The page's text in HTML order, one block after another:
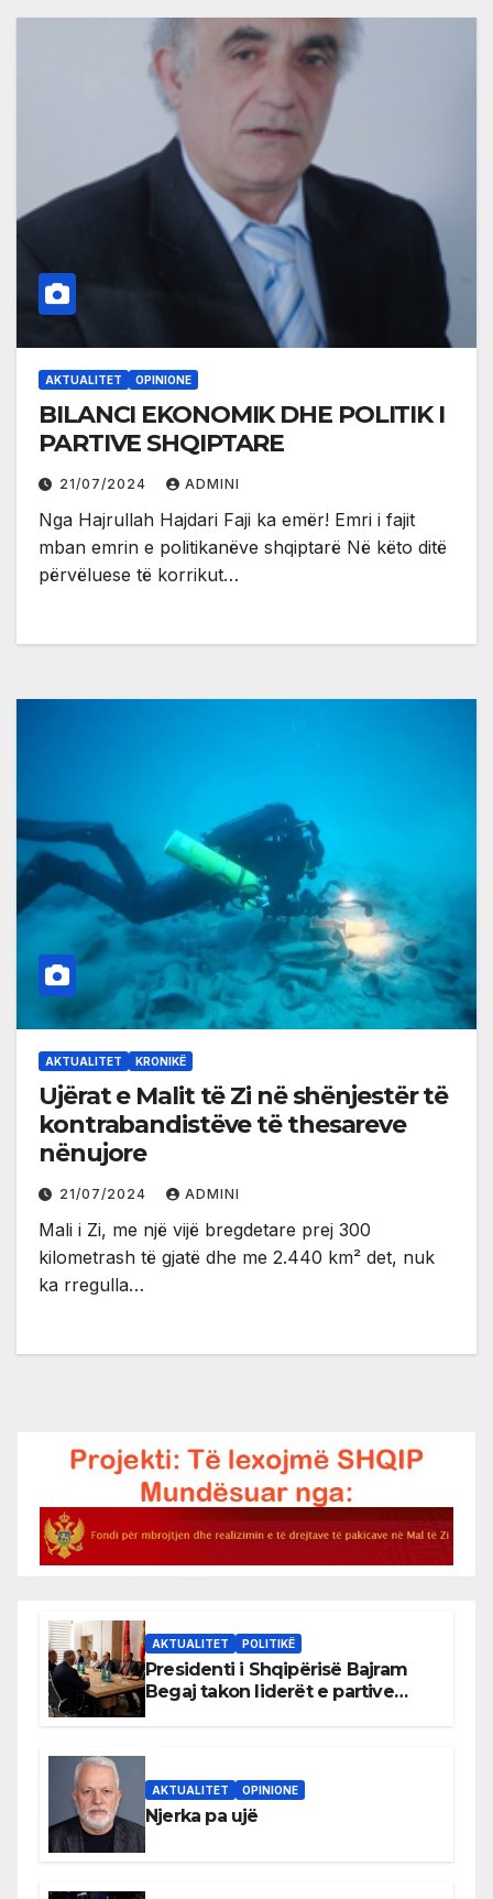
AKTUALITET OPINIONE
BILANCI EKONOMIK DHE POLITIK I
PARTIVE SHQIPTARE
21/07/2024 ADMINI
Nga Hajrullah Hajdari Faji ka emër! Emri i fajit
mban emrin e politikanëve shqiptarë Në këto ditë
përvëluese të korrikut…
AKTUALITET KRONIKË
Ujërat e Malit të Zi në shënjestër të
kontrabandistëve të thesareve
nënujore
21/07/2024 ADMINI
Mali i Zi, me një vijë bregdetare prej 300
kilometrash të gjatë dhe me 2.440 km² det, nuk
ka rregulla…
AKTUALITET POLITIKË
Presidenti i Shqipërisë Bajram
Begaj takon liderët e partive
AKTUALITET OPINIONE
Njerka pa ujë